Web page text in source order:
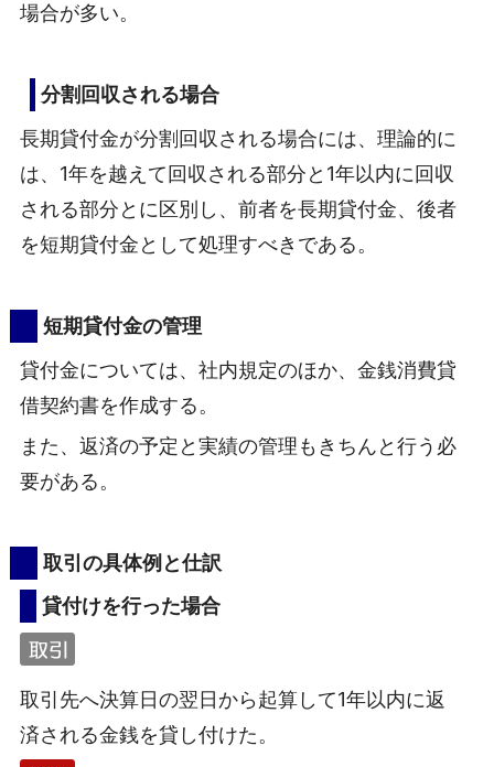
場合が多い。
分割回収される場合
長期貸付金が分割回収される場合には、理論的に
は、1年を越えて回収される部分と1年以内に回収
される部分とに区別し、前者を長期貸付金、後者
を短期貸付金として処理すべきである。
短期貸付金の管理
貸付金については、社内規定のほか、金銭消費貸
借契約書を作成する。
また、返済の予定と実績の管理もきちんと行う必
要がある。
取引の具体例と仕訳
貸付けを行った場合
取引先へ決算日の翌日から起算して1年以内に返
済される金銭を貸し付けた。